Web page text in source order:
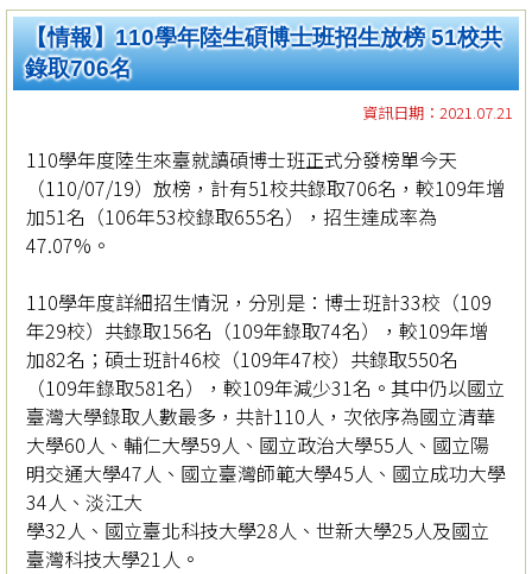
【情報】110學年陸生碩博士班招生放榜 51校共
錄取706名
資訊日期：2021.07.21
110學年度陸生來臺就讀碩博士班正式分發榜單今天
（110/07/19）放榜，計有51校共錄取706名，較109年增
加51名（106年53校錄取655名），招生達成率為
47.07%。
110學年度詳細招生情況，分別是：博士班計33校（109
年29校）共錄取156名（109年錄取74名），較109年增
加82名；碩士班計46校（109年47校）共錄取550名
（109年錄取581名），較109年減少31名。其中仍以國立
臺灣大學錄取人數最多，共計110人，次依序為國立清華
大學60人、輔仁大學59人、國立政治大學55人、國立陽
明交通大學47人、國立臺灣師範大學45人、國立成功大學
34人、淡江大
學32人、國立臺北科技大學28人、世新大學25人及國立
臺灣科技大學21人。